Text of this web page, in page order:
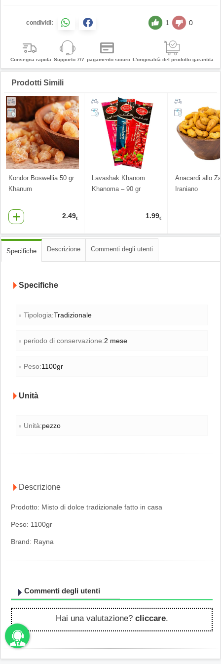
condividi: 1 0
Consegna rapida Supporto 7/7 pagamento sicuro L'originalità del prodotto garantita
Prodotti Simili
Kondor Boswellia 50 gr
Khanum
2.49€
Lavashak Khanom
Khanoma – 90 gr
1.99€
Anacardi allo
Iraniano
Specifiche Descrizione Commenti degli utenti
Specifiche
Tipologia:Tradizionale
periodo di conservazione:2 mese
Peso:1100gr
Unità
Unità:pezzo
Descrizione
Prodotto: Misto di dolce tradizionale fatto in casa
Peso: 1100gr
Brand: Rayna
Commenti degli utenti
Hai una valutazione? cliccare.
unbama